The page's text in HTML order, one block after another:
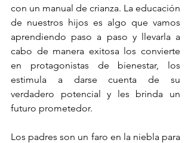
con un manual de crianza. La educación
de nuestros hijos es algo que vamos
aprendiendo paso a paso y llevarla a
cabo de manera exitosa los convierte
en protagonistas de bienestar, los
estimula a darse cuenta de su
verdadero potencial y les brinda un
futuro prometedor.
Los padres son un faro en la niebla para